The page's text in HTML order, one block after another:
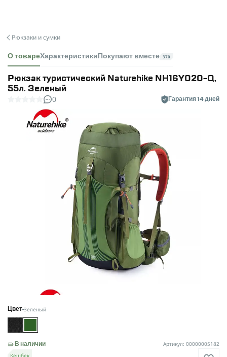
Рюкзаки и сумки
О товареХарактеристики Покупают вместе 370
Рюкзак туристический Naturehike NH16Y020-Q,
55л. Зеленый
0 Гарантия 14 дней
Цвет Зеленый
В наличии
Артикул: 00000005182
Кешбек